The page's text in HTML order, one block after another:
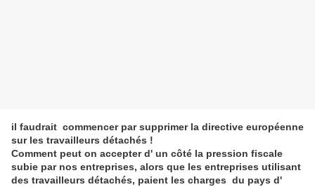
il faudrait commencer par supprimer la directive européenne
sur les travailleurs détachés !
Comment peut on accepter d' un côté la pression fiscale
subie par nos entreprises, alors que les entreprises utilisant
des travailleurs détachés, paient les charges du pays d'